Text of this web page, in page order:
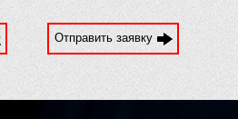
Отправить заявку